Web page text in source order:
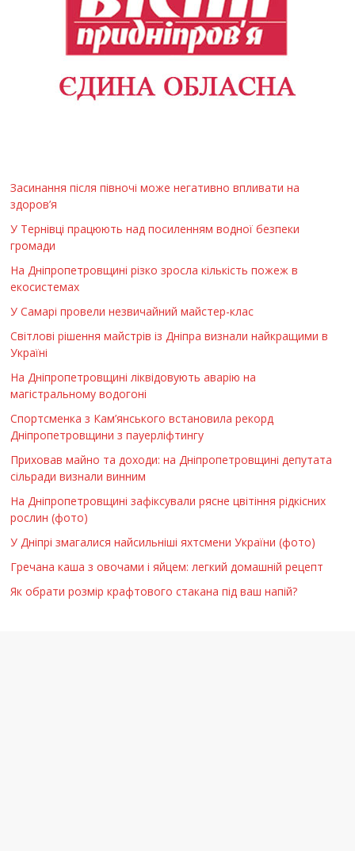
Засинання після півночі може негативно впливати на
здоров’я
У Тернівці працюють над посиленням водної безпеки
громади
На Дніпропетровщині різко зросла кількість пожеж в
екосистемах
У Самарі провели незвичайний майстер-клас
Світлові рішення майстрів із Дніпра визнали найкращими в
Україні
На Дніпропетровщині ліквідовують аварію на
магістральному водогоні
Спортсменка з Кам’янського встановила рекорд
Дніпропетровщини з пауерліфтингу
Приховав майно та доходи: на Дніпропетровщині депутата
сільради визнали винним
На Дніпропетровщині зафіксували рясне цвітіння рідкісних
рослин (фото)
У Дніпрі змагалися найсильніші яхтсмени України (фото)
Гречана каша з овочами і яйцем: легкий домашній рецепт
Як обрати розмір крафтового стакана під ваш напій?